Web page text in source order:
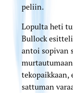
peliin.
Lopulta heti
Bullock esitteli
antoi sopivan
tekopaikkaan,
sattuman